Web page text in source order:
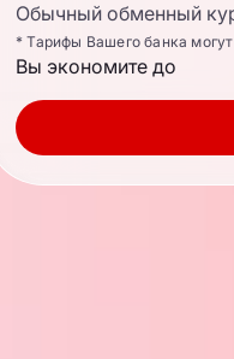
Обычный обменный
* Тарифы Вашего банка могут
Вы экономите до